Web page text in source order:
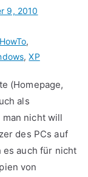
9, 2010
HowTo,
,XP
(Homepage,
als
nicht will
des PCs auf
es auch für nicht
von